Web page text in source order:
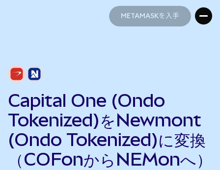
METAMASKを入手
Capital One (Ondo
Tokenized)をNewmont
(Ondo Tokenized)に変換
（COFonからNEMonへ）